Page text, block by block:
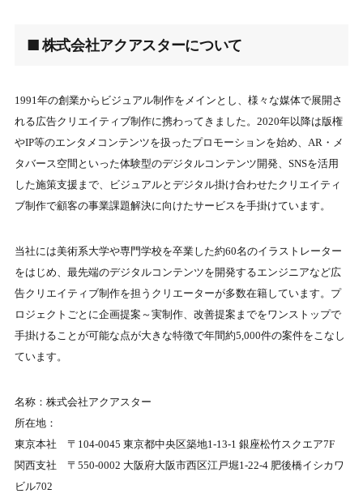
■ 株式会社アクアスターについて
1991年の創業からビジュアル制作をメインとし、様々な媒体で展開さ
れる広告クリエイティブ制作に携わってきました。2020年以降は版権
やIP等のエンタメコンテンツを扱ったプロモーションを始め、AR・メ
タバース空間といった体験型のデジタルコンテンツ開発、SNSを活用
した施策支援まで、ビジュアルとデジタル掛け合わせたクリエイティ
ブ制作で顧客の事業課題解決に向けたサービスを手掛けています。
当社には美術系大学や専門学校を卒業した約60名のイラストレーター
をはじめ、最先端のデジタルコンテンツを開発するエンジニアなど広
告クリエイティブ制作を担うクリエーターが多数在籍しています。プ
ロジェクトごとに企画提案～実制作、改善提案までをワンストップで
手掛けることが可能な点が大きな特徴で年間約5,000件の案件をこなし
ています。
名称：株式会社アクアスター
所在地：
東京本社 〒104-0045 東京都中央区築地1-13-1 銀座松竹スクエア7F
関西支社 〒550-0002 大阪府大阪市西区江戸堀1-22-4 肥後橋イシカワ
ビル702